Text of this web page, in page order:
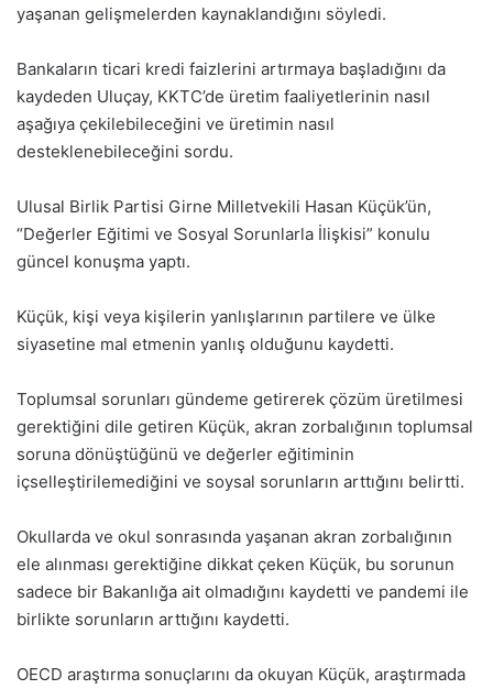
yaşanan gelişmelerden kaynaklandığını söyledi.
Bankaların ticari kredi faizlerini artırmaya başladığını da
kaydeden Uluçay, KKTC’de üretim faaliyetlerinin nasıl
aşağıya çekilebileceğini ve üretimin nasıl
desteklenebileceğini sordu.
Ulusal Birlik Partisi Girne Milletvekili Hasan Küçük’ün,
“Değerler Eğitimi ve Sosyal Sorunlarla İlişkisi” konulu
güncel konuşma yaptı.
Küçük, kişi veya kişilerin yanlışlarının partilere ve ülke
siyasetine mal etmenin yanlış olduğunu kaydetti.
Toplumsal sorunları gündeme getirerek çözüm üretilmesi
gerektiğini dile getiren Küçük, akran zorbalığının toplumsal
soruna dönüştüğünü ve değerler eğitiminin
içselleştirilemediğini ve soysal sorunların arttığını belirtti.
Okullarda ve okul sonrasında yaşanan akran zorbalığının
ele alınması gerektiğine dikkat çeken Küçük, bu sorunun
sadece bir Bakanlığa ait olmadığını kaydetti ve pandemi ile
birlikte sorunların arttığını kaydetti.
OECD araştırma sonuçlarını da okuyan Küçük, araştırmada